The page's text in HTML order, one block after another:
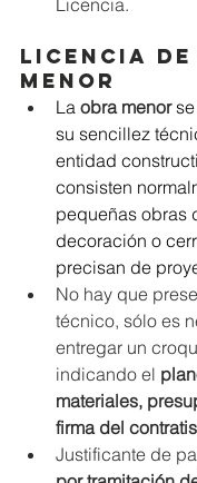
Licencia de
Menor
La obra menor
su sencillez
entidad
consisten
pequeñas obras
decoración o
precisan de
No hay que
técnico, sólo es
entregar un
indicando el
materiales,
firma del
Justificante de